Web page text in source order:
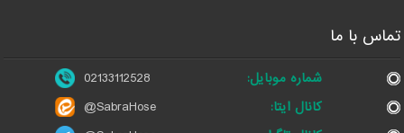
تماس با ما
شماره موبایل:
02133112528
کانال ایتا:
@SabraHose